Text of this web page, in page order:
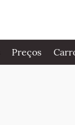
Preços